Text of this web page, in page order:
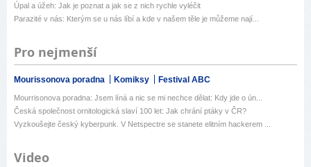
Úpal a úžeh: Jak je poznat a jak se z nich rychle vyléčit
Parazité v nás: Kterým se u nás líbí a kde v našem těle je můžeme nají...
Pro nejmenší
Mourissonova poradna Komiksy Festival ABC
Mourrisonova poradna: Jsem líná a nic se mi nechce dělat: Kdy jde o ún...
Česká společnost ornitologická slaví 100 let: Jak chrání ptáky v ČR?
Vyzkoušejte český kyberpunk. V Netspectre se stanete elitním hackerem ...
Video